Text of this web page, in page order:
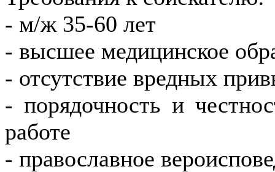
- м/ж 35-60 лет
- высшее медицинское
- отсутствие вредных
- порядочность и
работе
- православное